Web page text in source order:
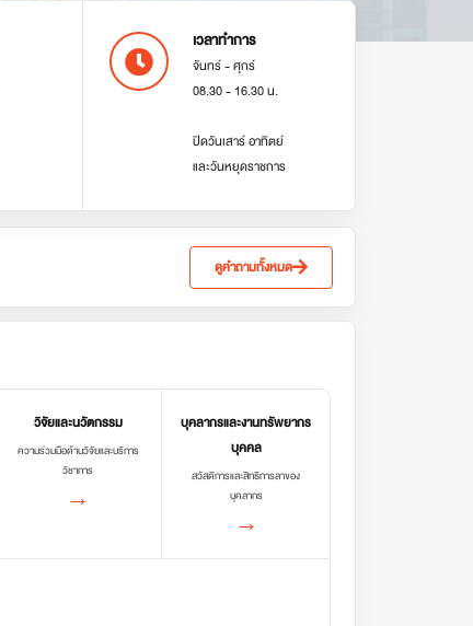
เวลาทำการ
จันทร์ - ศุกร์
08.30 - 16.30 น.
ปิดวันเสาร์ อาทิตย์
และวันหยุดราชการ
ดูคำถามทั้งหมด
วิจัยและนวัตกรรม
ความร่วมมือด้านวิจัยและบริการ
วิชาการ
→
บุคลากรและงานทรัพยากร
บุคคล
สวัสดิการและสิทธิการลาของ
บุคลากร
→